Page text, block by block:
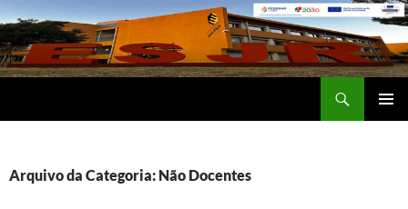
Saltar
para
o
conteúdo
Arquivo da Categoria: Não Docentes